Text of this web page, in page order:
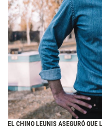
EL CHINO LEUNIS ASEGURÓ QUE